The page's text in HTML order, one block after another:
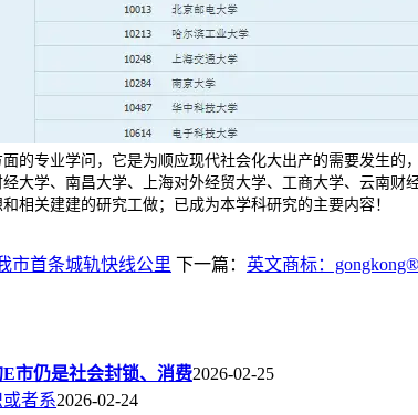
的专业学问，它是为顺应现代社会化大出产的需要发生
大学、南昌大学、上海对外经贸大学、工商大学、云南
相关建建的研究工做；已成为本学科研究的主要内容！
市首条城轨快线公里 下一篇： 英文商标：
市仍是社会封锁、消费2026-02-25
者系2026-02-24